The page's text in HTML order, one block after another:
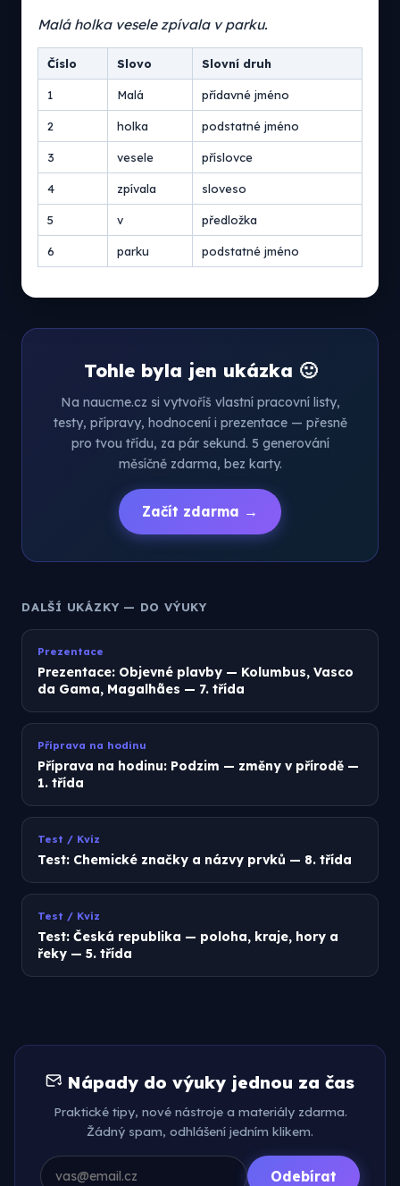
Malá holka vesele zpívala v parku.
Číslo Slovo Slovní druh
1 Malá přídavné jméno
2 holka podstatné jméno
3 vesele příslovce
4 zpívala sloveso
5 v předložka
6 parku podstatné jméno
Tohle byla jen ukázka 🙂
Na naucme.cz si vytvoříš vlastní pracovní listy,
testy, přípravy, hodnocení i prezentace — přesně
pro tvou třídu, za pár sekund. 5 generování
měsíčně zdarma, bez karty.
Začít zdarma →
DALŠÍ UKÁZKY — DO VÝUKY
Prezentace
Prezentace: Objevné plavby — Kolumbus, Vasco
da Gama, Magalhães — 7. třída
Příprava na hodinu
Příprava na hodinu: Podzim — změny v přírodě —
1. třída
Test / Kvíz
Test: Chemické značky a názvy prvků — 8. třída
Test / Kvíz
Test: Česká republika — poloha, kraje, hory a
řeky — 5. třída
Nápady do výuky jednou za čas
Praktické tipy, nové nástroje a materiály zdarma.
Žádný spam, odhlášení jedním klikem.
Odebírat